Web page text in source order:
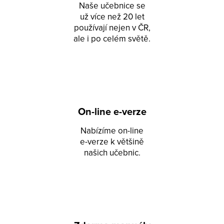
Naše učebnice se
už více než 20 let
používají nejen v ČR,
ale i po celém světě.
On-line e-verze
Nabízíme on-line
e-verze k většině
našich učebnic.